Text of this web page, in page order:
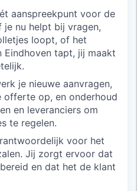
aanspreekpunt voor de
je nu helpt bij vragen,
loopt, of het
Eindhoven tapt, jij maakt
je nieuwe aanvragen,
offerte op, en onderhoud
en leveranciers om
te regelen.
voor het
Jij zorgt ervoor dat
en dat het de klant